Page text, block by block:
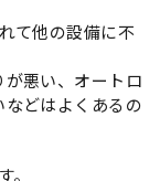
て他の設備に不
悪い、オートロ
どはよくあるの